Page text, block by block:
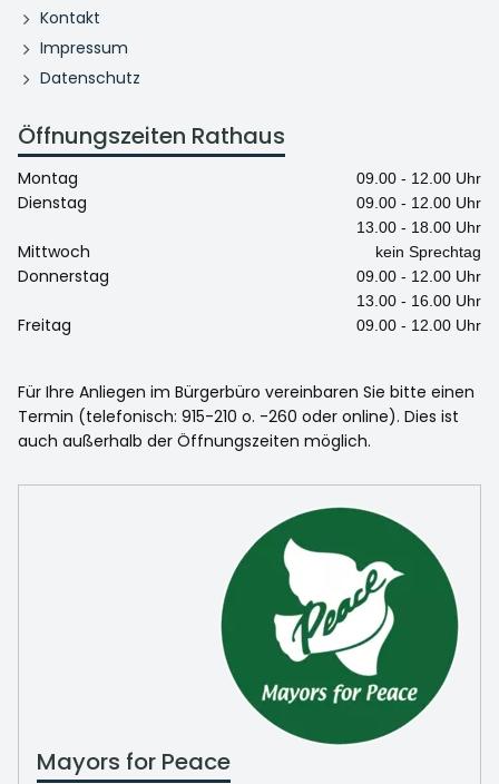
Kontakt
Impressum
Datenschutz
Öffnungszeiten Rathaus
Montag 09.00 - 12.00 Uhr
Dienstag
09.00 - 12.00 Uhr
13.00 - 18.00 Uhr
Mittwoch kein Sprechtag
Donnerstag
09.00 - 12.00 Uhr
13.00 - 16.00 Uhr
Freitag 09.00 - 12.00 Uhr
Für Ihre Anliegen im Bürgerbüro vereinbaren Sie bitte einen
Termin (telefonisch: 915-210 o. -260 oder online). Dies ist
auch außerhalb der Öffnungszeiten möglich.
Mayors for Peace